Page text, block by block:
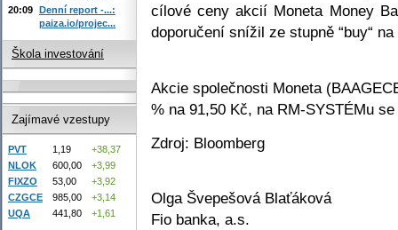
cílové ceny akcií Moneta Money
doporučení snížil ze stupně “buy“ na
Akcie společnosti Moneta
% na 91,50 Kč, na RM-SYSTÉMu
Zdroj: Bloomberg
Olga Švepešová Blaťáková
Fio banka, a.s.
20:09 Denní report -...:
paiza.io/projec...
Škola investování
Zajímavé vzestupy
PVT 1,19
+38,37
NLOK
600,00
+3,99
FIXZO
53,00
+3,92
CZGCE
985,00
+3,14
UQA
441,80 +1,61